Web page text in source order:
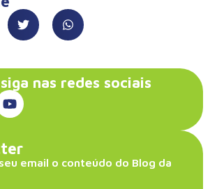
nas redes sociais
email o conteúdo do Blog da